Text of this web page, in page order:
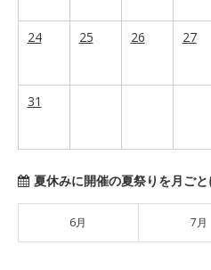
24 25 26 27
31
夏休みに開催の夏祭りを月ごと
6月 7月